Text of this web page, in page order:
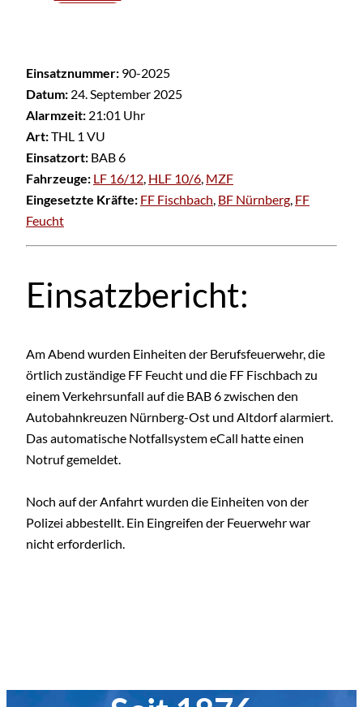
Einsatznummer: 90-2025
Datum: 24. September 2025
Alarmzeit: 21:01 Uhr
Art:THL 1 VU
Einsatzort: BAB 6
Fahrzeuge: LF 16/12, HLF 10/6, MZF
Eingesetzte Kräfte: FF Fischbach, BF Nürnberg, FF
Feucht
Einsatzbericht:
Am Abend wurden Einheiten der Berufsfeuerwehr, die
örtlich zuständige FF Feucht und die FF Fischbach zu
einem Verkehrsunfall auf die BAB 6 zwischen den
Autobahnkreuzen Nürnberg-Ost und Altdorf alarmiert.
Das automatische Notfallsystem eCall hatte einen
Notruf gemeldet.
Noch auf der Anfahrt wurden die Einheiten von der
Polizei abbestellt. Ein Eingreifen der Feuerwehr war
nicht erforderlich.